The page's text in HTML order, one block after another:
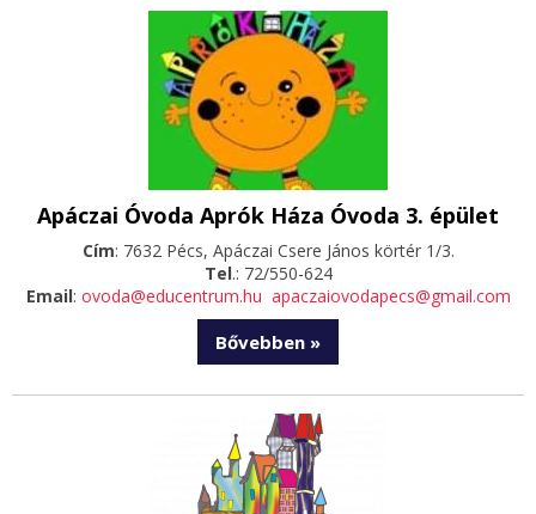
Apáczai Óvoda Aprók Háza Óvoda 3. épület
Cím: 7632 Pécs, Apáczai Csere János körtér 1/3.
Tel.: 72/550-624
Email: ovoda@educentrum.hu apaczaiovodapecs@gmail.com
Bővebben »